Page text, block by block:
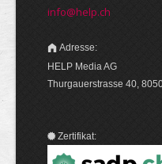
info@help.ch
Adresse:
HELP Media AG
Thurgauerstrasse 40,
Zertifikat: